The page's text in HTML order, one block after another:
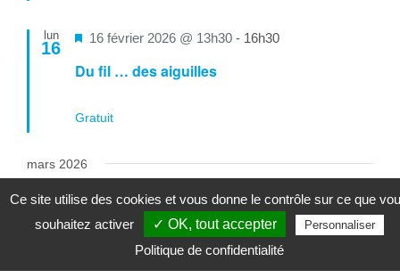
lun
16
Du fil … des aiguilles
Mis
16 février 2026 @ 13h30 - 16h30
Gratuit
mars 2026
mar
10
Colloque : Handicap et parentalité
Mis
en
10 mars 2026 @ 9h00-16h00
Ce site utilise des cookies et vous donne le contrôle sur ce que
souhaitez activer
✓ OK, tout accepter Personnaliser
Politique de confidentialité